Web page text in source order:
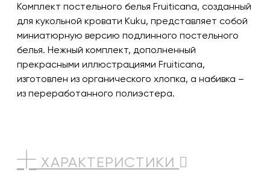
Комплект постельного белья Fruiticana, созданный
для кукольной кровати Kuku, представляет собой
миниатюрную версию подлинного постельного
белья. Нежный комплект, дополненный
прекрасными иллюстрациями Fruiticana,
изготовлен из органического хлопка, а набивка –
из переработанного полиэстера.
ХАРАКТЕРИСТИКИ